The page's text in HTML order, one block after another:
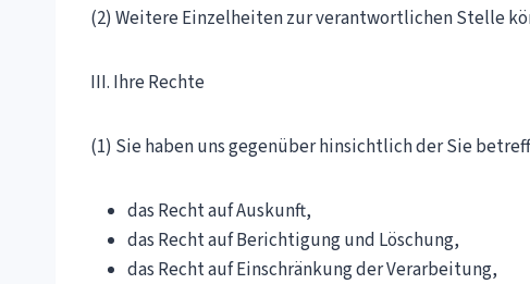
(2) Weitere Einzelheiten zur verantwortlichen Stelle
III. Ihre Rechte
(1) Sie haben uns gegenüber hinsichtlich der Sie
das Recht auf Auskunft,
das Recht auf Berichtigung und Löschung,
das Recht auf Einschränkung der Verarbeitung,